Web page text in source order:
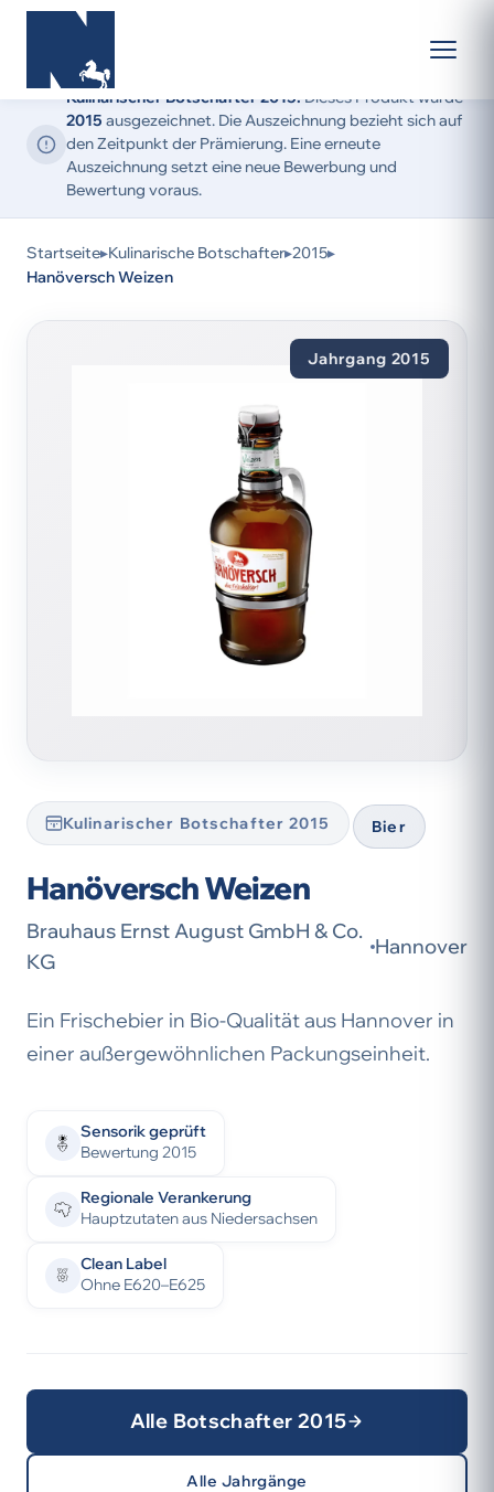
Kulinarischer Botschafter 2015:Dieses Produkt wurde
2015 ausgezeichnet. Die Auszeichnung bezieht sich auf
den Zeitpunkt der Prämierung. Eine erneute
Auszeichnung setzt eine neue Bewerbung und
Bewertung voraus.
Startseite▸Kulinarische Botschafter▸2015▸
Hanöversch Weizen
Jahrgang 2015
Kulinarischer Botschafter 2015 Bier
Hanöversch Weizen
Brauhaus Ernst August GmbH & Co.
KG
Hannover
Ein Frischebier in Bio-Qualität aus Hannover in
einer außergewöhnlichen Packungseinheit.
Sensorik geprüft
Bewertung 2015
Regionale Verankerung
Hauptzutaten aus Niedersachsen
Clean Label
Ohne E620–E625
Alle Botschafter 2015
Alle Jahrgänge